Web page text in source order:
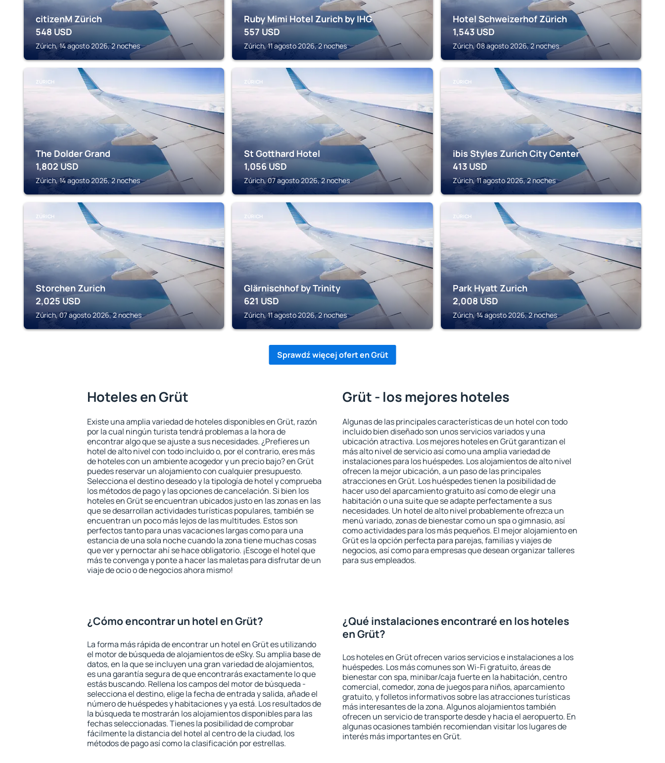
citizenM Zürich
548 USD
Zúrich, 14 agosto 2026, 2 noches
Ruby Mimi Hotel Zurich by IHG
557 USD
Zúrich, 11 agosto 2026, 2 noches
Hotel Schweizerhof Zürich
1,543 USD
Zúrich, 08 agosto 2026, 2 noches
ZÚRICH
The Dolder Grand
1,802 USD
Zúrich, 14 agosto 2026, 2 noches
ZÚRICH
St Gotthard Hotel
1,056 USD
Zúrich, 07 agosto 2026, 2 noches
ZÚRICH
ibis Styles Zurich City Center
413 USD
Zúrich, 11 agosto 2026, 2 noches
ZÚRICH
Storchen Zurich
2,025 USD
Zúrich, 07 agosto 2026, 2 noches
ZÚRICH
Glärnischhof by Trinity
621 USD
Zúrich, 11 agosto 2026, 2 noches
ZÚRICH
Park Hyatt Zurich
2,008 USD
Zúrich, 14 agosto 2026, 2 noches
Sprawdź więcej ofert en Grüt
Hoteles en Grüt
Existe una amplia variedad de hoteles disponibles en Grüt, razón
por la cual ningún turista tendrá problemas a la hora de
encontrar algo que se ajuste a sus necesidades. ¿Prefieres un
hotel de alto nivel con todo incluido o, por el contrario, eres más
de hoteles con un ambiente acogedor y un precio bajo? en Grüt
puedes reservar un alojamiento con cualquier presupuesto.
Selecciona el destino deseado y la tipología de hotel y comprueba
los métodos de pago y las opciones de cancelación. Si bien los
hoteles en Grüt se encuentran ubicados justo en las zonas en las
que se desarrollan actividades turísticas populares, también se
encuentran un poco más lejos de las multitudes. Estos son
perfectos tanto para unas vacaciones largas como para una
estancia de una sola noche cuando la zona tiene muchas cosas
que ver y pernoctar ahí se hace obligatorio. ¡Escoge el hotel que
más te convenga y ponte a hacer las maletas para disfrutar de un
viaje de ocio o de negocios ahora mismo!
Grüt - los mejores hoteles
Algunas de las principales características de un hotel con todo
incluido bien diseñado son unos servicios variados y una
ubicación atractiva. Los mejores hoteles en Grüt garantizan el
más alto nivel de servicio así como una amplia variedad de
instalaciones para los huéspedes. Los alojamientos de alto nivel
ofrecen la mejor ubicación, a un paso de las principales
atracciones en Grüt. Los huéspedes tienen la posibilidad de
hacer uso del aparcamiento gratuito así como de elegir una
habitación o una suite que se adapte perfectamente a sus
necesidades. Un hotel de alto nivel probablemente ofrezca un
menú variado, zonas de bienestar como un spa o gimnasio, así
como actividades para los más pequeños. El mejor alojamiento en
Grüt es la opción perfecta para parejas, familias y viajes de
negocios, así como para empresas que desean organizar talleres
para sus empleados.
¿Cómo encontrar un hotel en Grüt?
La forma más rápida de encontrar un hotel en Grüt es utilizando
el motor de búsqueda de alojamientos de eSky. Su amplia base de
datos, en la que se incluyen una gran variedad de alojamientos,
es una garantía segura de que encontrarás exactamente lo que
estás buscando. Rellena los campos del motor de búsqueda -
selecciona el destino, elige la fecha de entrada y salida, añade el
número de huéspedes y habitaciones y ya está. Los resultados de
la búsqueda te mostrarán los alojamientos disponibles para las
fechas seleccionadas. Tienes la posibilidad de comprobar
fácilmente la distancia del hotel al centro de la ciudad, los
métodos de pago así como la clasificación por estrellas.
¿Qué instalaciones encontraré en los hoteles
en Grüt?
Los hoteles en Grüt ofrecen varios servicios e instalaciones a los
huéspedes. Los más comunes son Wi-Fi gratuito, áreas de
bienestar con spa, minibar/caja fuerte en la habitación, centro
comercial, comedor, zona de juegos para niños, aparcamiento
gratuito, y folletos informativos sobre las atracciones turísticas
más interesantes de la zona. Algunos alojamientos también
ofrecen un servicio de transporte desde y hacia el aeropuerto. En
algunas ocasiones también recomiendan visitar los lugares de
interés más importantes en Grüt.